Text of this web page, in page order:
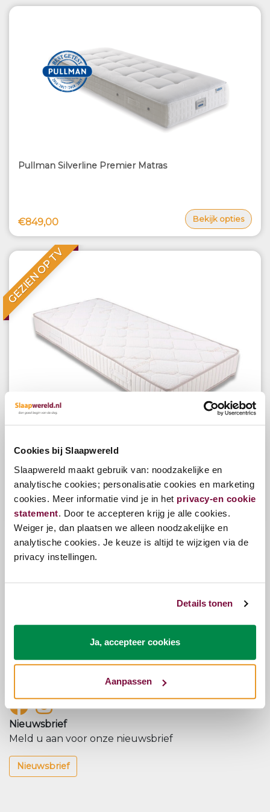
Cookies bij Slaapwereld
Slaapwereld maakt gebruik van: noodzakelijke en
analytische cookies; personalisatie cookies en marketing
cookies. Meer informatie vind je in het privacy-en cookie
statement. Door te accepteren krijg je alle cookies.
Weiger je, dan plaatsen we alleen noodzakelijke en
analytische cookies. Je keuze is altijd te wijzigen via de
privacy instellingen.
Details tonen
Ja, accepteer cookies
Aanpassen
Pullman Silverline Premier Matras
€849,00 Bekijk opties
GEZIEN OP TV
Slaapwereld Everlife Eco Matras
€335,00 Bekijk opties
Sortering Relevantie
Onze klantenservice staat voor je klaar.
Volg ons op onze social kanalen
Blijf op de hoogte van onze nieuwtjes en acties.
Nieuwsbrief
Meld u aan voor onze nieuwsbrief
Nieuwsbrief